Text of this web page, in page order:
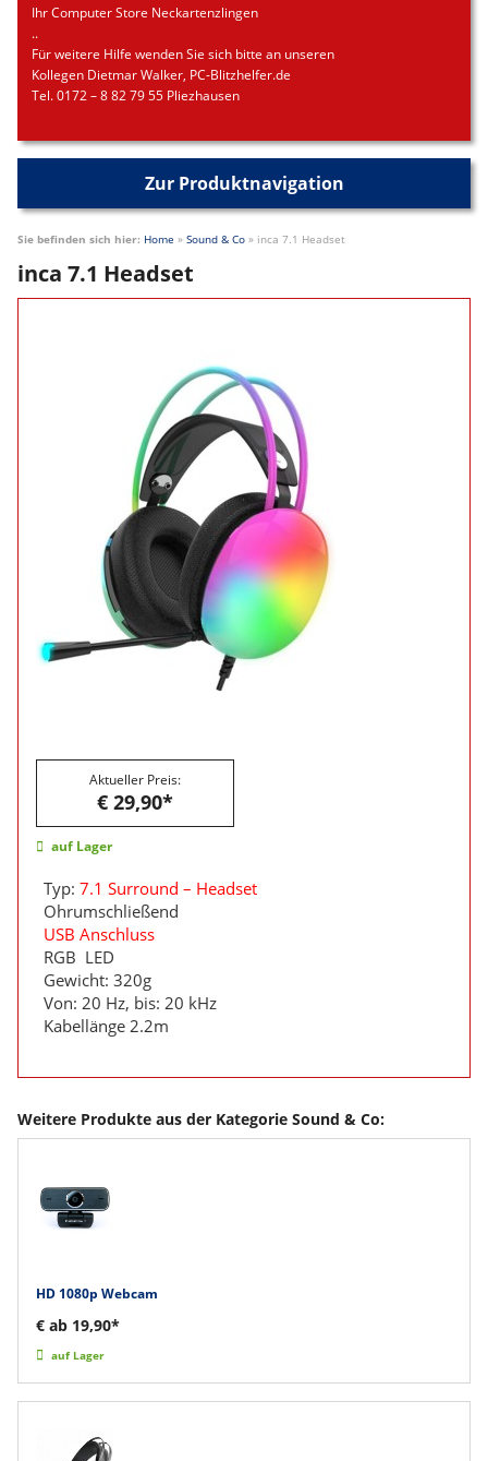
Ihr Computer Store Neckartenzlingen
..
Für weitere Hilfe wenden Sie sich bitte an unseren
Kollegen Dietmar Walker, PC-Blitzhelfer.de
Tel. 0172 – 8 82 79 55 Pliezhausen
Zur Produktnavigation
Sie befinden sich hier: Home » Sound & Co » inca 7.1 Headset
inca 7.1 Headset
Aktueller Preis:
€ 29,90*
auf Lager
Typ: 7.1 Surround – Headset
Ohrumschließend
USB Anschluss
RGB LED
Gewicht: 320g
Von: 20 Hz, bis: 20 kHz
Kabellänge 2.2m
Weitere Produkte aus der Kategorie Sound & Co:
HD 1080p Webcam
€ ab 19,90*
auf Lager